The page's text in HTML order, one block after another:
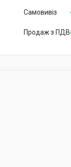
Самовивіз
Продаж з ПДВ